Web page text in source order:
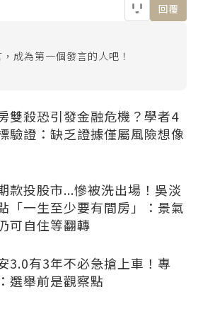
回覆
成為第一個發言的人吧！
雙殺恐引發金融危機？學者4
驗證：缺乏證據僅屬風險想像
款投股市...慘被洗出場！吳淡
「一生至少要有間房」：景氣
可自住等翻轉
3.0有3年不必急搶上車！專
選舉前是觀察點